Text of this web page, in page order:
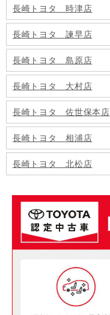
長崎トヨタ 時津店
長崎トヨタ 諫早店
長崎トヨタ 島原店
長崎トヨタ 大村店
長崎トヨタ 佐世保本店
長崎トヨタ 相浦店
長崎トヨタ 北松店